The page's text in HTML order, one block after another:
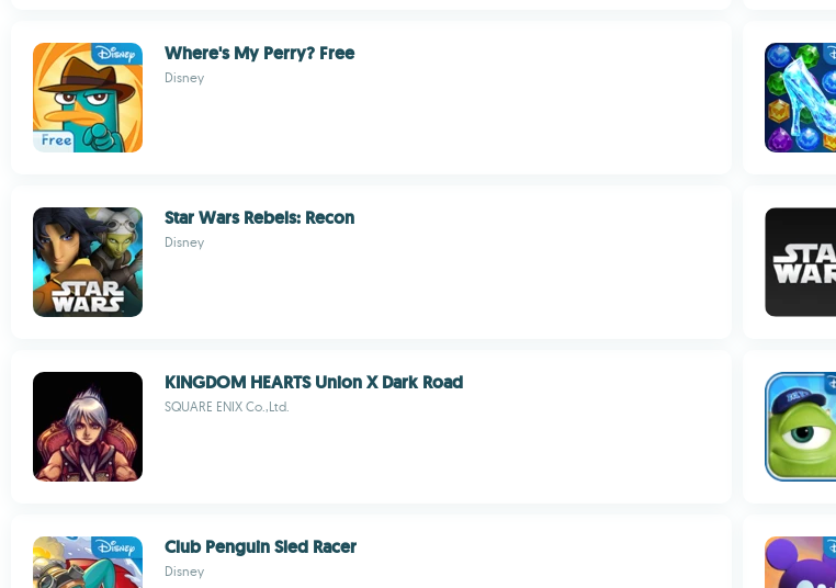
Where's My Perry? Free
Disney
Star Wars Rebels: Recon
Disney
KINGDOM HEARTS Union X Dark Road
SQUARE ENIX Co.,Ltd.
Club Penguin Sled Racer
Disney